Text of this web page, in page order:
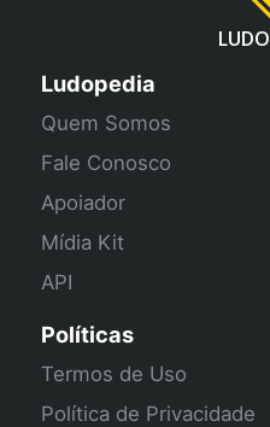
LUDO
Ludopedia
Quem Somos
Fale Conosco
Apoiador
Mídia Kit
API
Políticas
Termos de Uso
Política de Privacidade